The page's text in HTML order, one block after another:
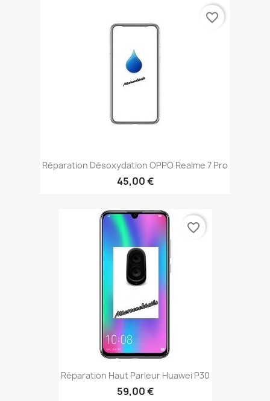
Réparation Désoxydation OPPO Realme 7 Pro
45,00 €
favorite_border
Réparation Haut Parleur Huawei P30
59,00 €
favorite_border